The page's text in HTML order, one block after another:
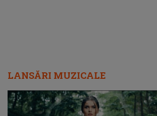
LANSĂRI MUZICALE